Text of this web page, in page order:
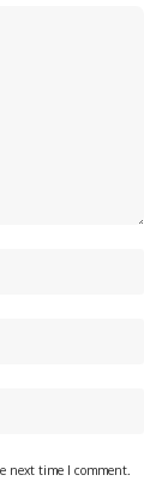
next time I comment.